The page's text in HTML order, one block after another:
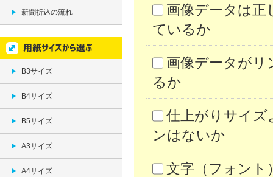
新聞折込の流れ
B3サイズ
B4サイズ
B5サイズ
A3サイズ
A4サイズ
画像データは
ているか
画像データが
るか
仕上がりサイズ
ンはないか
文字（フォン